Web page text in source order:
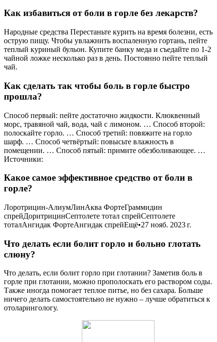
Как избавиться от боли в горле без лекарств?
Народные средства Перестаньте курить на время болезни, есть
острую пищу. Чтобы увлажнить воспаленную гортань, пейте
теплый куриный бульон. Купите банку меда и съедайте по 1-2
чайной ложке несколько раз в день. Постоянно пейте теплый
чай.
Как сделать так чтобы боль в горле быстро
прошла?
Способ первый: пейте достаточно жидкости. Клюквенный
морс, травяной чай, вода, чай с лимоном. … Способ второй:
полоскайте горло. … Способ третий: повяжите на горло
шарф. … Способ четвёртый: повысьте влажность в
помещении. … Способ пятый: примите обезболивающее. …
Источники:
Какое самое эффективное средство от боли в
горле?
Лоротрицин-АлиумЛинАква ФортеГраммидин
спрейДоритрицинСептолете тотал спрейСептолете
тоталАнгидак ФортеАнгидак спрейЕщё•27 нояб. 2023 г.
Что делать если болит горло и больно глотать
слюну?
Что делать, если болит горло при глотании? Заметив боль в
горле при глотании, можно прополоскать его раствором соды.
Также иногда помогает теплое питье, но без сахара. Больше
ничего делать самостоятельно не нужно – лучше обратиться к
отоларингологу.